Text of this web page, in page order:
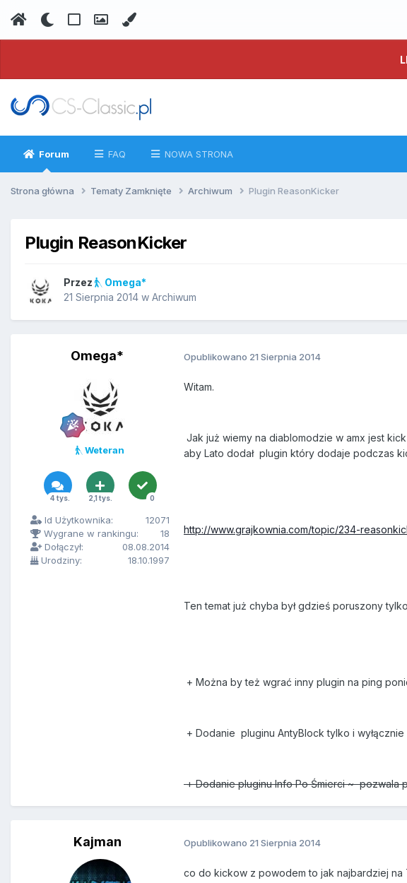
Forum FAQ NOWA STRONA
Strona główna Tematy Zamknięte Archiwum Plugin ReasonKicker
Plugin ReasonKicker
Przez
Omega*
21 Sierpnia 2014 w Archiwum
Omega*
Weteran
4 tys. 2,1 tys. 0
Id Użytkownika:
12071
Wygrane w rankingu:
18
Dołączył:
08.08.2014
Urodziny:
18.10.1997
Opublikowano 21 Sierpnia 2014
Witam.
Jak już wiemy na diablomodzie w amx jest
aby Lato dodał plugin który dodaje podczas
http://www.grajkownia.com/topic/234-
Ten temat już chyba był gdzieś poruszony
+ Można by też wgrać inny plugin na ping
+ Dodanie pluginu AntyBlock tylko i
+ Dodanie pluginu Info Po Śmierci ~ pozwala
Kajman Opublikowano 21 Sierpnia 2014
co do kickow z powodem to jak najbardziej na